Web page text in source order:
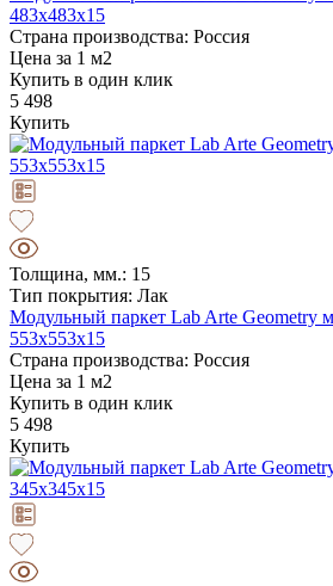
483х483х15
Страна производства: Россия
Цена за 1 м2
Купить в один клик
5 498
Купить
Толщина, мм.: 15
Тип покрытия: Лак
Модульный паркет Lab Arte Geometry
553х553х15
Страна производства: Россия
Цена за 1 м2
Купить в один клик
5 498
Купить